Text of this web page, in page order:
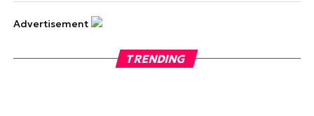
Advertisement
TRENDING